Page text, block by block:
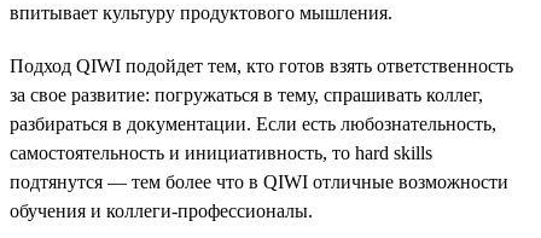
впитывает культуру продуктового мышления.
Подход QIWI подойдет тем, кто готов взять ответственность
за свое развитие: погружаться в тему, спрашивать коллег,
разбираться в документации. Если есть любознательность,
самостоятельность и инициативность, то hard skills
подтянутся — тем более что в QIWI отличные возможности
обучения и коллеги-профессионалы.